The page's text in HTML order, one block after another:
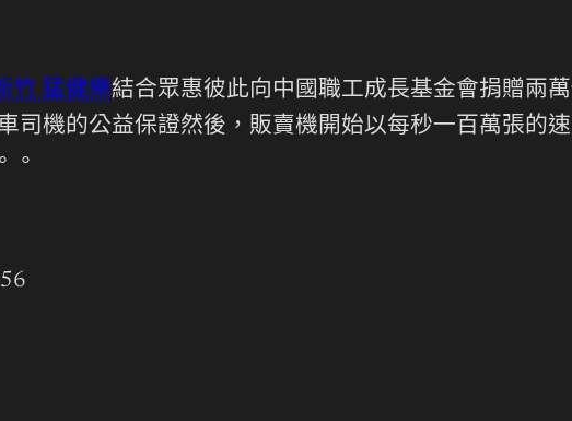
竹 猛健樂結合眾惠彼此向中國職工成長基金會捐贈兩
司機的公益保證然後，販賣機開始以每秒一百萬張的
。